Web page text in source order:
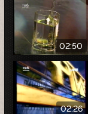
02:50
02:26